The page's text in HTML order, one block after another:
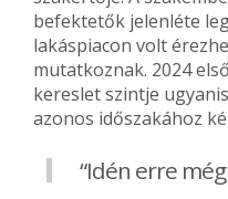
befektetők jelenléte
lakáspiacon volt
mutatkoznak. 2024
kereslet szintje
azonos időszakához
“Idén erre